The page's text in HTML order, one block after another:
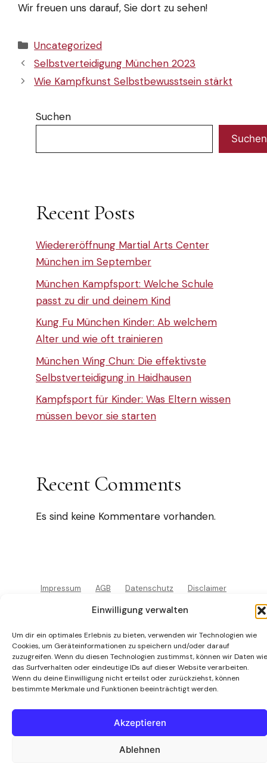
Einwilligung verwalten
Um dir ein optimales Erlebnis zu bieten, verwenden wir Technologien wie
Cookies, um Geräteinformationen zu speichern und/oder darauf
zuzugreifen. Wenn du diesen Technologien zustimmst, können wir Daten wie
das Surfverhalten oder eindeutige IDs auf dieser Website verarbeiten.
Wenn du deine Einwilligung nicht erteilst oder zurückziehst, können
bestimmte Merkmale und Funktionen beeinträchtigt werden.
Akzeptieren
Ablehnen
Wir freuen uns darauf, Sie dort zu sehen!
Kategorien
Uncategorized
Selbstverteidigung München 2023
Wie Kampfkunst Selbstbewusstsein stärkt
Suchen
Suchen
Recent Posts
Wiedereröffnung Martial Arts Center
München im September
München Kampfsport: Welche Schule
passt zu dir und deinem Kind
Kung Fu München Kinder: Ab welchem
Alter und wie oft trainieren
München Wing Chun: Die effektivste
Selbstverteidigung in Haidhausen
Kampfsport für Kinder: Was Eltern wissen
müssen bevor sie starten
Recent Comments
Es sind keine Kommentare vorhanden.
Impressum AGB Datenschutz Disclaimer
© Martial Arts Center München 1987 / 2026